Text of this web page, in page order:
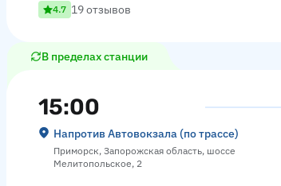
4.7 19 отзывов
В пределах станции
15:00
Напротив Автовокзала (по трассе)
Приморск, Запорожская область, шоссе
Мелитопольское, 2